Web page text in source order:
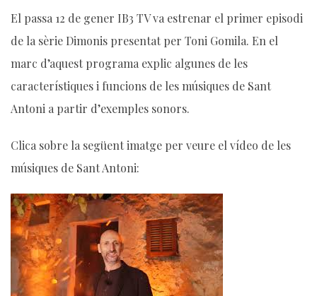
El passa 12 de gener IB3 TV va estrenar el primer episodi
de la sèrie Dimonis presentat per Toni Gomila. En el
marc d’aquest programa explic algunes de les
característiques i funcions de les músiques de Sant
Antoni a partir d’exemples sonors.
Clica sobre la següent imatge per veure el vídeo de les
músiques de Sant Antoni: